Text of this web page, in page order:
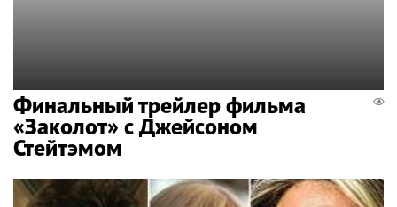
Финальный трейлер фильма
«Заколот» с Джейсоном
Стейтэмом